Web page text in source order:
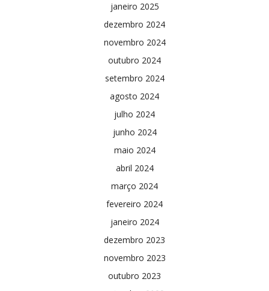
janeiro 2025
dezembro 2024
novembro 2024
outubro 2024
setembro 2024
agosto 2024
julho 2024
junho 2024
maio 2024
abril 2024
março 2024
fevereiro 2024
janeiro 2024
dezembro 2023
novembro 2023
outubro 2023